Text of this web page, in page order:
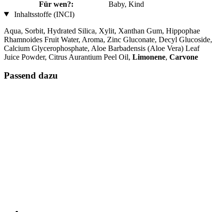
Für wen?:
Baby, Kind
Inhaltsstoffe (INCI)
Aqua, Sorbit, Hydrated Silica, Xylit, Xanthan Gum, Hippophae
Rhamnoides Fruit Water, Aroma, Zinc Gluconate, Decyl Glucoside,
Calcium Glycerophosphate, Aloe Barbadensis (Aloe Vera) Leaf
Juice Powder, Citrus Aurantium Peel Oil, Limonene, Carvone
Passend dazu